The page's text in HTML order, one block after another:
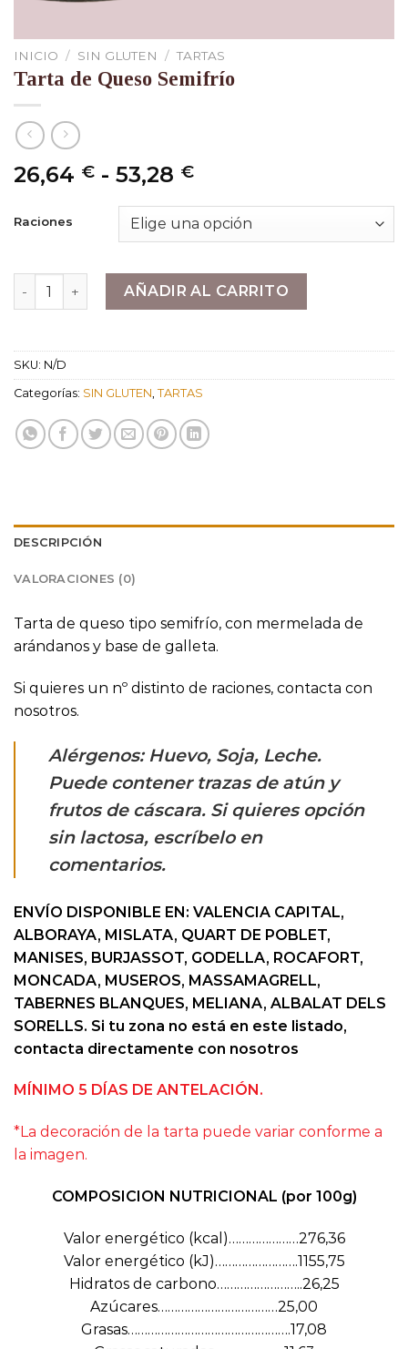
INICIO / SIN GLUTEN / TARTAS
Tarta de Queso Semifrío
26,64 € - 53,28 €Rango
precios:
desde
hasta
53,28 €
Raciones
Tarta de Queso Semifrío cantidad
AÑADIR AL CARRITO
SKU: N/D
Categorías: SIN GLUTEN, TARTAS
DESCRIPCIÓN
VALORACIONES (0)
Tarta de queso tipo semifrío, con mermelada de
arándanos y base de galleta.
Si quieres un nº distinto de raciones, contacta con
nosotros.
Alérgenos: Huevo, Soja, Leche.
Puede contener trazas de atún y
frutos de cáscara. Si quieres opción
sin lactosa, escríbelo en
comentarios.
ENVÍO DISPONIBLE EN: VALENCIA CAPITAL,
ALBORAYA, MISLATA, QUART DE POBLET,
MANISES, BURJASSOT, GODELLA, ROCAFORT,
MONCADA, MUSEROS, MASSAMAGRELL,
TABERNES BLANQUES, MELIANA, ALBALAT DELS
SORELLS. Si tu zona no está en este listado,
contacta directamente con nosotros
MÍNIMO 5 DÍAS DE ANTELACIÓN.
*La decoración de la tarta puede variar conforme a
la imagen.
COMPOSICION NUTRICIONAL (por 100g)
Valor energético (kcal)…………………276,36
Valor energético (kJ)…………………….1155,75
Hidratos de carbono……………………..26,25
Azúcares………………………………25,00
Grasas………………………………………….17,08